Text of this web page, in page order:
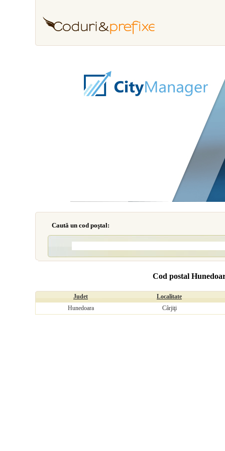
Caută un cod poştal:
Cod postal
Judet
Localitate
Hunedoara
Cârjiţi